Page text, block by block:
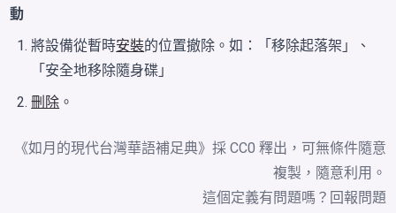
動
將設備從暫時安裝的位置撤除。如：「移除起落架」、
「安全地移除隨身碟」
刪除 。
《如月的現代台灣華語補足典》採 CC0 釋出，可無條件隨意
複製，隨意利用。
這個定義有問題嗎？ 回報問題